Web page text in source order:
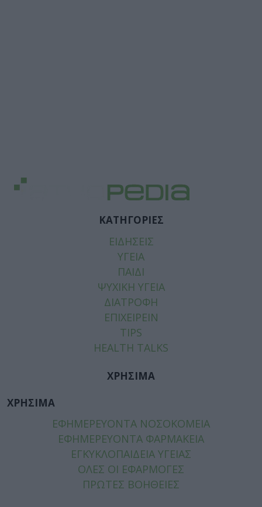
ΚΑΤΗΓΟΡΙΕΣ
ΕΙΔΗΣΕΙΣ
ΥΓΕΙΑ
ΠΑΙΔΙ
ΨΥΧΙΚΗ ΥΓΕΙΑ
ΔΙΑΤΡΟΦΗ
ΕΠΙΧΕΙΡΕΙΝ
TIPS
HEALTH TALKS
ΧΡΗΣΙΜΑ
ΧΡΗΣΙΜΑ
ΕΦΗΜΕΡΕΥΟΝΤΑ ΝΟΣΟΚΟΜΕΙΑ
ΕΦΗΜΕΡΕΥΟΝΤΑ ΦΑΡΜΑΚΕΙΑ
ΕΓΚΥΚΛΟΠΑΙΔΕΙΑ ΥΓΕΙΑΣ
ΟΛΕΣ ΟΙ ΕΦΑΡΜΟΓΕΣ
ΠΡΩΤΕΣ ΒΟΗΘΕΙΕΣ